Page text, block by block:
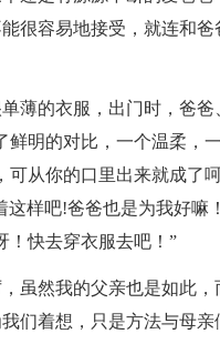
很容易地接受，就连和
薄的衣服，出门时，爸爸
鲜明的对比，一个温柔，
可从你的口里出来就成了
这样吧!爸爸也是为我好嘛
！快去穿衣服去吧！”
虽然我的父亲也是如此
们着想，只是方法与母